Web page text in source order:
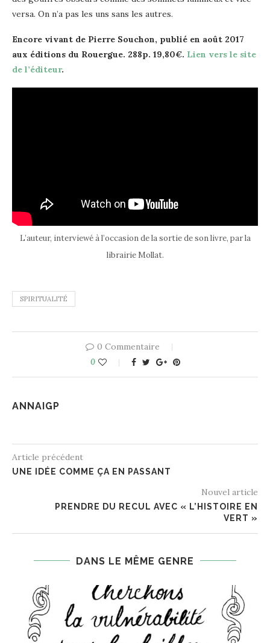
versa. On n’a pas les uns sans les autres.
Encore vivant de Pierre Souchon, publié en août 2017
aux éditions du Rouergue. 288p. 19,80€. Lien vers le site
de l’éditeur.
L’auteur, interviewé à l’occasion de la sortie de son livre, par la
librairie Mollat.
SPIRITUALITÉ
0 Commentaire
0
ANNAIGP
Article précédent
UNE IDÉE COMME ÇA EN PASSANT
Nouvel article
PRENDRE DU RECUL AVEC « L’HISTOIRE EN
VERT »
DANS LE MÊME GENRE